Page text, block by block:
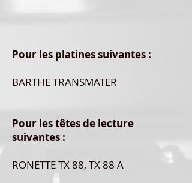
Pour les platines suivantes :
BARTHE TRANSMATER
Pour les têtes de lecture
suivantes :
RONETTE TX 88, TX 88 A